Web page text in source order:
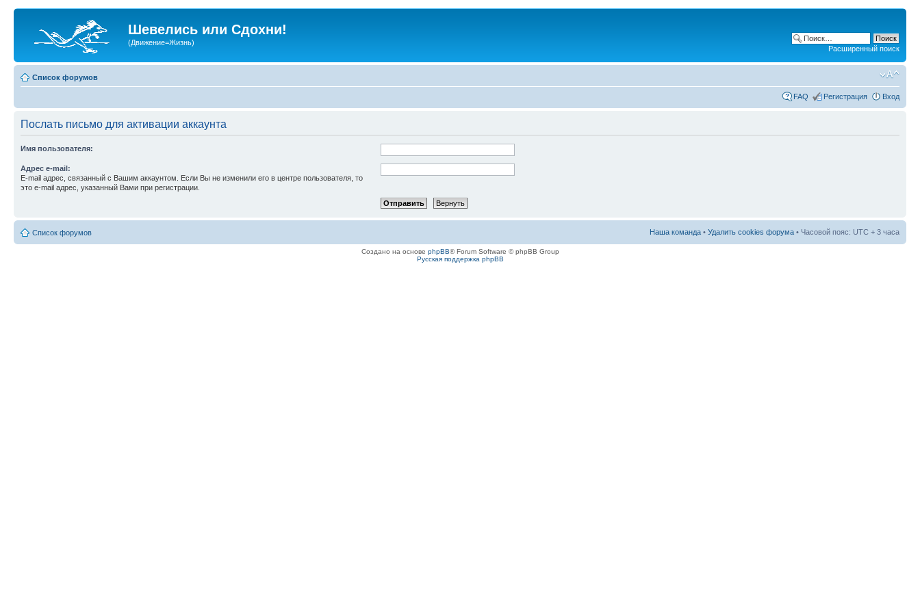
Шевелись или Сдохни!
(Движение=Жизнь)
Расширенный поиск
Список форумов
FAQ Регистрация Вход
Послать письмо для активации аккаунта
Имя пользователя:
Адрес e-mail:
E-mail адрес, связанный с Вашим аккаунтом. Если Вы не изменили его в центре пользователя, то
это e-mail адрес, указанный Вами при регистрации.
Список форумов Наша команда • Удалить cookies форума • Часовой пояс: UTC + 3 часа
Создано на основе phpBB® Forum Software © phpBB Group
Русская поддержка phpBB